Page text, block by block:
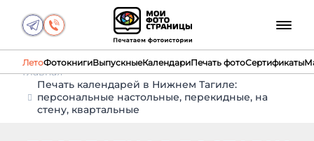
ЛетоФотокнигиВыпускныеКалендариПечать фотоСертификаты
Главная
Печать календарей в Нижнем Тагиле:
персональные настольные, перекидные, на
стену, квартальные